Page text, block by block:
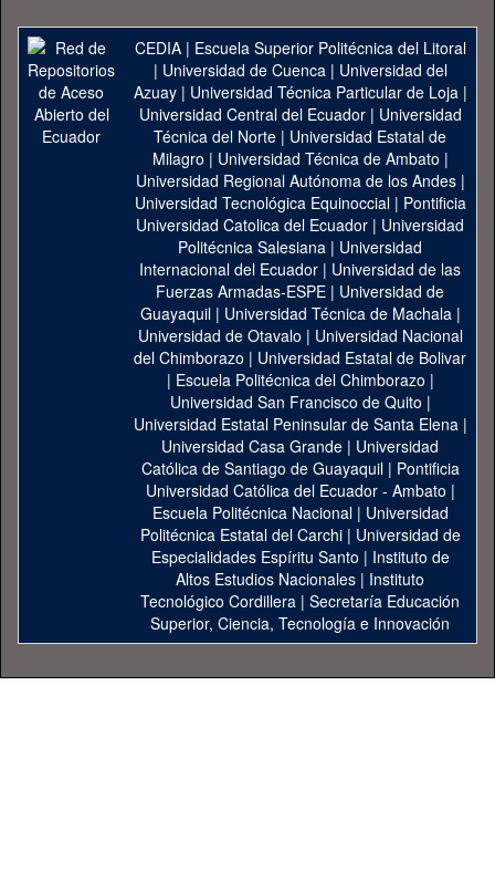
CEDIA| Escuela Superior Politécnica del Litoral
| Universidad de Cuenca| Universidad del
Azuay| Universidad Técnica Particular de Loja|
Universidad Central del Ecuador| Universidad
Técnica del Norte | Universidad Estatal de
Milagro | Universidad Técnica de Ambato |
Universidad Regional Autónoma de los Andes|
Universidad Tecnológica Equinoccial| Pontificia
Universidad Catolica del Ecuador | Universidad
Politécnica Salesiana | Universidad
Internacional del Ecuador | Universidad de las
Fuerzas Armadas-ESPE | Universidad de
Guayaquil| Universidad Técnica de Machala|
Universidad de Otavalo | Universidad Nacional
del Chimborazo | Universidad Estatal de Bolivar
| Escuela Politécnica del Chimborazo |
Universidad San Francisco de Quito |
Universidad Estatal Peninsular de Santa Elena|
Universidad Casa Grande | Universidad
Católica de Santiago de Guayaquil| Pontificia
Universidad Católica del Ecuador - Ambato |
Escuela Politécnica Nacional| Universidad
Politécnica Estatal del Carchi| Universidad de
Especialidades Espíritu Santo | Instituto de
Altos Estudios Nacionales | Instituto
Tecnológico Cordillera | Secretaría Educación
Superior, Ciencia, Tecnología e Innovación